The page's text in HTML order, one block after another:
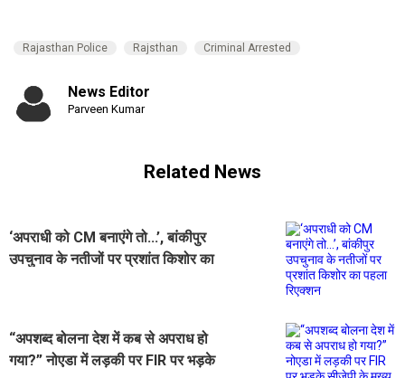
Rajasthan Police Rajsthan Criminal Arrested
News Editor
Parveen Kumar
Related News
‘अपराधी को CM बनाएंगे तो...’, बांकीपुर
उपचुनाव के नतीजों पर प्रशांत किशोर का
“अपशब्द बोलना देश में कब से अपराध हो
गया?” नोएडा में लड़की पर FIR पर भड़के